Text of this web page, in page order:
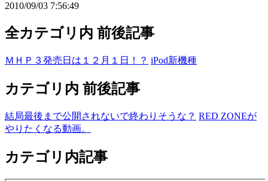
2010/09/03 7:56:49
全カテゴリ内 前後記事
ＭＨＰ３発売日は１２月１日！？ iPod新機種
カテゴリ内 前後記事
結局最後まで公開されないで終わりそうな？ RED ZONEが
やりたくなる動画。
カテゴリ内記事